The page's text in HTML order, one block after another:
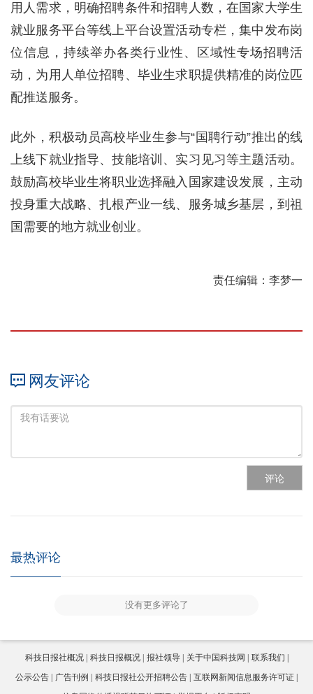
用人需求，明确招聘条件和招聘人数，在国家大学生
就业服务平台等线上平台设置活动专栏，集中发布岗
位信息，持续举办各类行业性、区域性专场招聘活
动，为用人单位招聘、毕业生求职提供精准的岗位匹
配推送服务。
此外，积极动员高校毕业生参与“国聘行动”推出的线
上线下就业指导、技能培训、实习见习等主题活动。
鼓励高校毕业生将职业选择融入国家建设发展，主动
投身重大战略、扎根产业一线、服务城乡基层，到祖
国需要的地方就业创业。
责任编辑：李梦一
网友评论
评论
最热评论
没有更多评论了
科技日报社概况 科技日报概况 报社领导 关于中国科技网
联系我们
公示公告
广告刊例 科技日报社公开招聘公告
互联网新闻信息服务许可证